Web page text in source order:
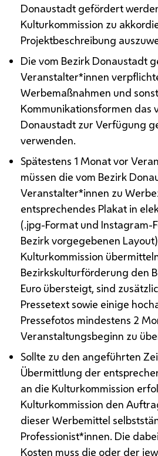
Donaustadt gefördert
Kulturkommission zu
Projektbeschreibung
Die vom Bezirk Donaustadt
Veranstalter*innen
Werbemaßnahmen und
Kommunikationsformen das
Donaustadt zur Verfügung
verwenden.
Spätestens 1 Monat vor
müssen die vom Bezirk
Veranstalter*innen zu
entsprechendes Plakat in
(.jpg-Format und Instagram-
Bezirk vorgegebenen
Kulturkommission
Bezirkskulturförderung den
Euro übersteigt, sind
Pressetext sowie einige
Pressefotos mindestens 2
Veranstaltungsbeginn zu
Sollte zu den angeführten
Übermittlung der
an die Kulturkommission
Kulturkommission den
dieser Werbemittel
Professionist*innen. Die
Kosten muss die oder der